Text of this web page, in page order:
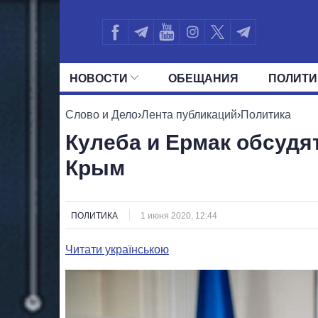
НОВОСТИ ОБЕЩАНИЯ
ВСЕ ПОЛИТИКИ ПРЕЗИДЕНТ И
Слово и Дело›Лента публикаций›Политика
Кулеба и Ермак
Крым
ПОЛИТИКА 1 июня 2020, 12:44
Читати українською